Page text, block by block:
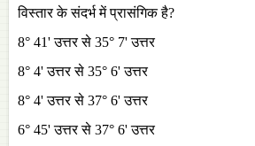
विस्तार के संदर्भ में प्रासंगिक है?
8° 41' उत्तर से 35° 7' उत्तर
8° 4' उत्तर से 35° 6' उत्तर
8° 4' उत्तर से 37° 6' उत्तर
6° 45' उत्तर से 37° 6' उत्तर